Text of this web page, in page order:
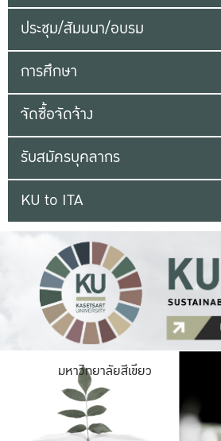
ประชุม/สัมมนา/อบรม
การศึกษา
จัดซื้อจัดจ้าง
รับสมัครบุคลากร
KU to ITA
มหาวิทยาลัยสีเขียว